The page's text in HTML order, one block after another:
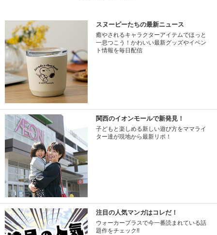
スヌーピーたちの最新ニュース
癒やされるキャラクターアイテムでほっと
一息つこう！かわいい最新グッズやイベン
ト情報を毎日配信
関西のイオンモールで新発見！
子どもと楽しめる新しい遊び方をママライ
ター達が現地から最新リポ！
注目の人気マンガはコレだ！
ウォーカープラスで今一番読まれている話
題作をチェック!!